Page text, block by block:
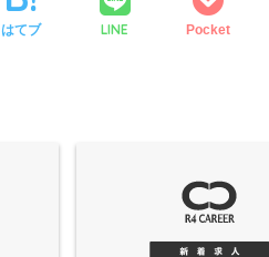
はてブ LINE Pocket